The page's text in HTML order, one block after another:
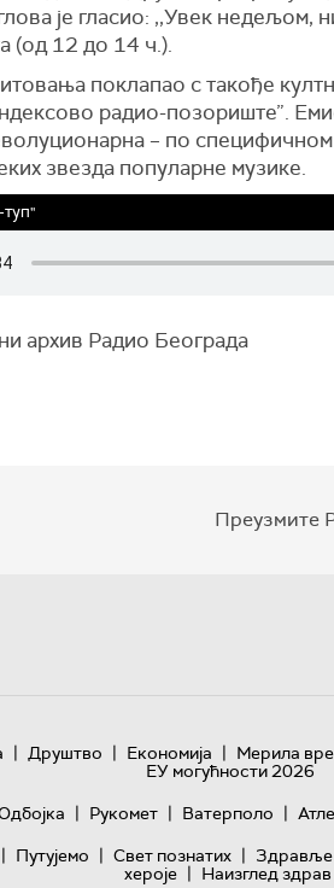
је гласио: ,,Увек недељом,
(од 12 до 14 ч.).
поклапао с такође
радио-позориште”.
– по специфичном
звезда популарне музике.
туп"
архив Радио Београда
Преузмите
| Друштво | Економија | Мерила
ЕУ могућности 2026
| Рукомет | Ватерполо |
| Путујемо | Свет познатих | Здравље
хероје | Наизглед здрав